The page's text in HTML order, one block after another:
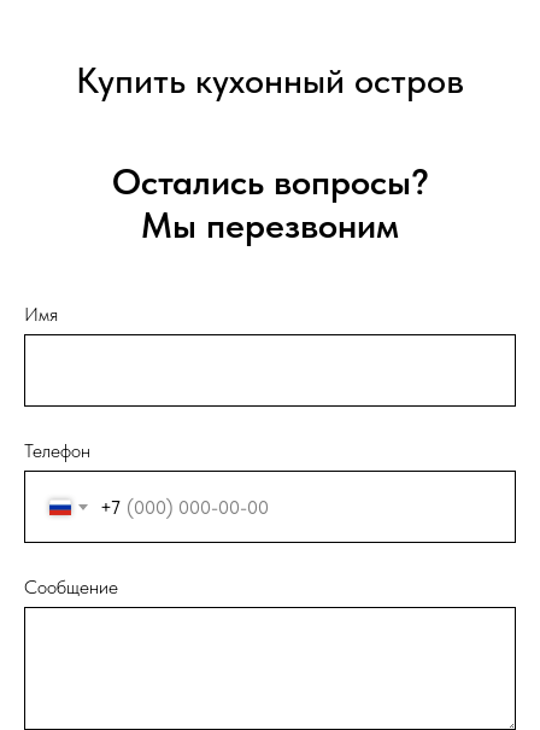
Купить кухонный остров
Остались вопросы?
Мы перезвоним
Имя
Телефон
+7
Сообщение